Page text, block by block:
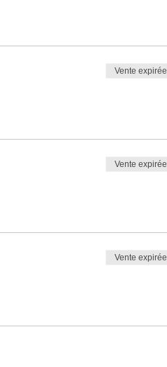
Vente expirée
Vente expirée
Vente expirée